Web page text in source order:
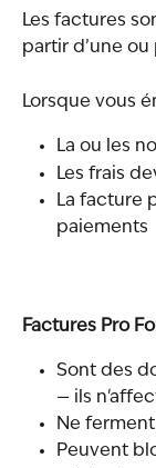
Les factures
partir d’une
Lorsque vous
La ou les
Les frais
La facture
paiements
Factures Pro
Sont des
— ils
Ne
Peuvent